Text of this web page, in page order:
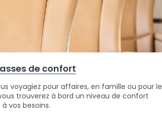
de confort
voyagiez pour affaires, en famille ou pour le
trouverez à bord un niveau de confort
vos besoins.